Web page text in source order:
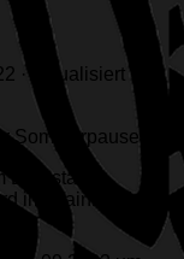
· Aktualisiert
Sommerpause!
Dienstag
im Training Jo-